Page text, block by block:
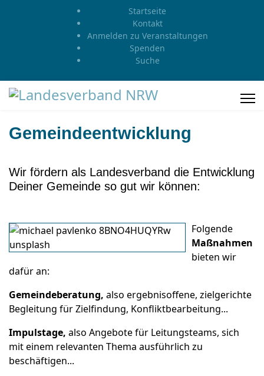
Startseite
Kontakt
Anmelden zu Veranstaltungen
Spenden
Suche
Gemeindeentwicklung
Wir fördern als Landesverband die Entwicklung
Deiner Gemeinde so gut wir können:
Folgende
Maßnahmen
bieten wir
dafür an:
Gemeindeberatung, also ergebnisoffene, zielgerichte
Begleitung für Zielfindung, Konfliktbearbeitung...
Impulstage, also Angebote für Leitungsteams, sich
mit einem relevanten Thema ausführlich zu
beschäftigen...